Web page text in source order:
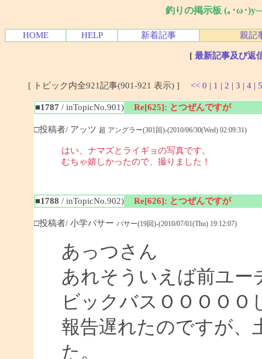
釣りの掲示板 (｡･ω･
HOME HELP 新着記事 親記
[ 最新記事及び返
[ トピック内全921記事(901-921 表示) ] << 0 | 1 | 2 | 3 | 4 | 5
■1787 / inTopicNo.901) Re[625]: とつぜんですが
□投稿者/ アッツ 超 アングラー(301回)-(2010/06/30(Wed) 02:09:31)
はい、ナマズとライギョの写真です。
むちゃ嬉しかったので、撮りました！
■1788 / inTopicNo.902) Re[626]: とつぜんですが
□投稿者/ 小学バサー バサー(19回)-(2010/07/01(Thu) 19:12:07)
あっつさん
あれそういえば前ユー
ビックバスＯＯＯＯ
報告遅れたのですが、
た。